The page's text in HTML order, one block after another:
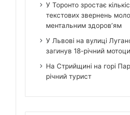
У Торонто зростає
текстових звернень
ментальним здоров’ям
У Львові на вулиці
загинув 18-річний
На Стрийщині на горі
річний турист